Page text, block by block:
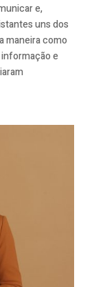
e,
uns dos
maneira como
e